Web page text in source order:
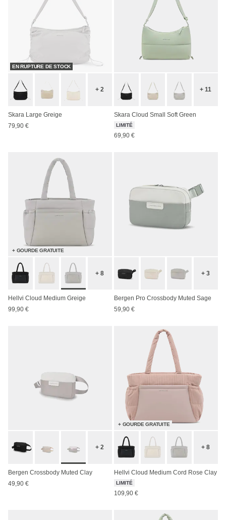
EN RUPTURE DE STOCK
+ 2
Skara Large Greige
79,90 €
+ 11
Skara Cloud Small Soft Green
LIMITÉ
69,90 €
+ GOURDE GRATUITE
+ 8
Hellvi Cloud Medium Greige
99,90 €
+ 3
Bergen Pro Crossbody Muted Sage
59,90 €
+ 2
Bergen Crossbody Muted Clay
49,90 €
+ GOURDE GRATUITE
+ 8
Hellvi Cloud Medium Cord Rose Clay
LIMITÉ
109,90 €